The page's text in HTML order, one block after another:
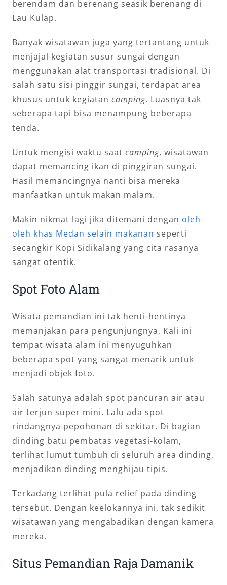
berendam dan berenang seasik berenang di
Lau Kulap.
Banyak wisatawan juga yang tertantang untuk
menjajal kegiatan susur sungai dengan
menggunakan alat transportasi tradisional. Di
salah satu sisi pinggir sungai, terdapat area
khusus untuk kegiatan camping. Luasnya tak
seberapa tapi bisa menampung beberapa
tenda.
Untuk mengisi waktu saat camping, wisatawan
dapat memancing ikan di pinggiran sungai.
Hasil memancingnya nanti bisa mereka
manfaatkan untuk makan malam.
Makin nikmat lagi jika ditemani dengan oleh-
oleh khas Medan selain makanan seperti
secangkir Kopi Sidikalang yang cita rasanya
sangat otentik.
Spot Foto Alam
Wisata pemandian ini tak henti-hentinya
memanjakan para pengunjungnya, Kali ini
tempat wisata alam ini menyuguhkan
beberapa spot yang sangat menarik untuk
menjadi objek foto.
Salah satunya adalah spot pancuran air atau
air terjun super mini. Lalu ada spot
rindangnya pepohonan di sekitar. Di bagian
dinding batu pembatas vegetasi-kolam,
terlihat lumut tumbuh di seluruh area dinding,
menjadikan dinding menghijau tipis.
Terkadang terlihat pula relief pada dinding
tersebut. Dengan keelokannya ini, tak sedikit
wisatawan yang mengabadikan dengan kamera
mereka.
Situs Pemandian Raja Damanik